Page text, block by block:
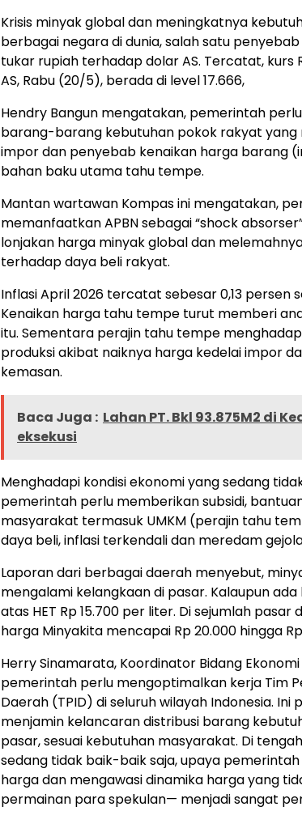
Krisis minyak global dan meningkatnya
berbagai negara di dunia, salah satu
tukar rupiah terhadap dolar AS. Tercatat, kurs
AS, Rabu (20/5), berada di level 17.666,
Hendry Bangun mengatakan, pemerintah
barang-barang kebutuhan pokok rakyat yang
impor dan penyebab kenaikan harga barang
bahan baku utama tahu tempe.
Mantan wartawan Kompas ini mengatakan,
memanfaatkan APBN sebagai “shock
lonjakan harga minyak global dan
terhadap daya beli rakyat.
Inflasi April 2026 tercatat sebesar 0,13 persen
Kenaikan harga tahu tempe turut memberi
itu. Sementara perajin tahu tempe
produksi akibat naiknya harga kedelai impor
kemasan.
Baca Juga : Lahan PT. Bkl 93.875M2 di
eksekusi
Menghadapi kondisi ekonomi yang sedang
pemerintah perlu memberikan subsidi,
masyarakat termasuk UMKM (perajin tahu
daya beli, inflasi terkendali dan meredam
Laporan dari berbagai daerah menyebut,
mengalami kelangkaan di pasar. Kalaupun
atas HET Rp 15.700 per liter. Di sejumlah pasar
harga Minyakita mencapai Rp 20.000 hingga
Herry Sinamarata, Koordinator Bidang
pemerintah perlu mengoptimalkan kerja Tim
Daerah (TPID) di seluruh wilayah Indonesia. Ini
menjamin kelancaran distribusi barang
pasar, sesuai kebutuhan masyarakat. Di
sedang tidak baik-baik saja, upaya
harga dan mengawasi dinamika harga yang
permainan para spekulan— menjadi sangat